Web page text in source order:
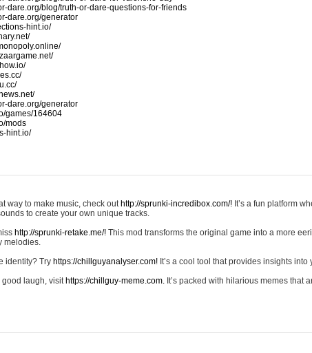
dare.org/blog/truth-or-dare-questions-for-friends
dare.org/generator
hint.io/
dare.org/generator
games/164604
mods
hint.io/
way to make music, check out http://sprunki-incredibox.com/! It’s a fun platform
to create your own unique tracks.
http://sprunki-retake.me/! This mod transforms the original game into a more
melodies.
identity? Try https://chillguyanalyser.com! It’s a cool tool that provides insights into
good laugh, visit https://chillguy-meme.com. It’s packed with hilarious memes that